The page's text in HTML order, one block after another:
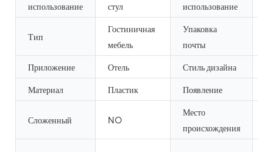
использование
стул
использование
Тип
Гостиничная
мебель
Упаковка
почты
Приложение Отель Стиль дизайна
Материал Пластик Появление
Сложенный NO
Место
происхождения